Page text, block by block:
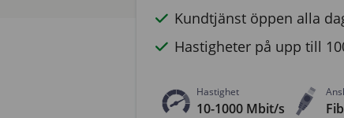
Kundtjänst öppen alla
Hastigheter på upp till
Hastighet
10-1000 Mbit/s